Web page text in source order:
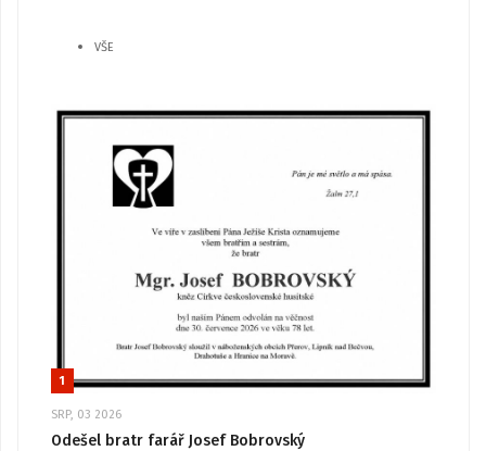
VŠE
1
SRP, 03 2026
Odešel bratr farář Josef Bobrovský